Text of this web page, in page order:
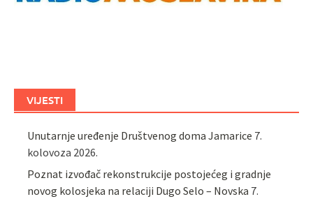
VIJESTI
Unutarnje uređenje Društvenog doma Jamarice 7.
kolovoza 2026.
Poznat izvođač rekonstrukcije postojećeg i gradnje
novog kolosjeka na relaciji Dugo Selo – Novska 7.